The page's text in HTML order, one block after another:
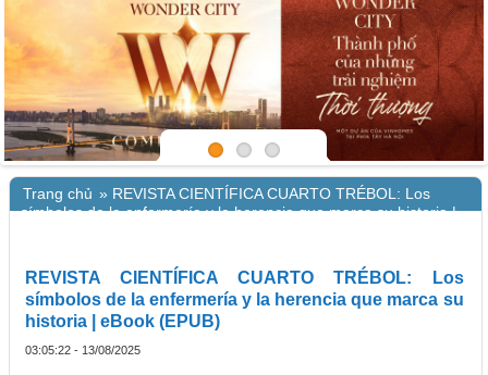
Trang chủ » REVISTA CIENTÍFICA CUARTO TRÉBOL: Los
símbolos de la enfermería y la herencia que marca su historia |
REVISTA CIENTÍFICA CUARTO TRÉBOL: Los
símbolos de la enfermería y la herencia que marca su
historia | eBook (EPUB)
03:05:22 - 13/08/2025